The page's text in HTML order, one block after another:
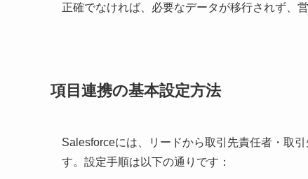
正確でなければ、必要なデータが移行されず、
項目連携の基本設定方法
Salesforceには、リードから取引先責任者・取
す。設定手順は以下の通りです：